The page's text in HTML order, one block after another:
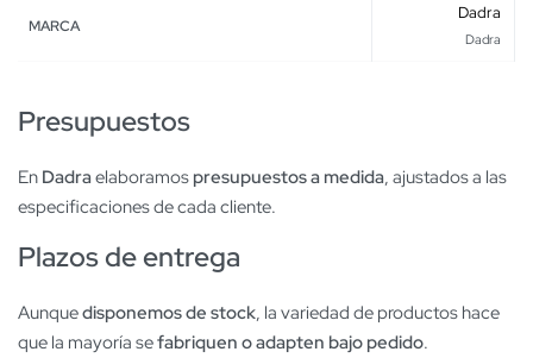
MARCA
Dadra
Dadra
Presupuestos
En Dadraelaboramos presupuestos a medida, ajustados a las
especificaciones de cada cliente.
Plazos de entrega
Aunquedisponemos de stock, la variedad de productos hace
que la mayoría sefabriquen o adapten bajo pedido.